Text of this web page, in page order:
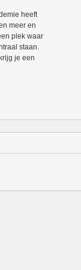
heeft
meer en
plek waar
staan.
je een